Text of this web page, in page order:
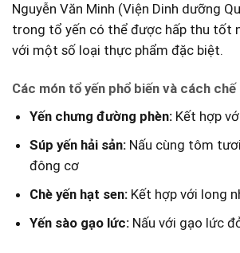
Nguyễn Văn ‌Minh ​(Viện Dinh dưỡng
trong​ tổ yến có thể được hấp thu tốt
với một ‌số loại thực phẩm đặc biệt.
Các món tổ ‌yến ⁣phổ⁢ biến và cách chế
Yến chưng đường phèn:Kết hợp
Súp yến hải sản:Nấu cùng tôm
đông cơ
Chè yến hạt sen:Kết hợp với long
Yến sào gạo lức:Nấu với gạo lức